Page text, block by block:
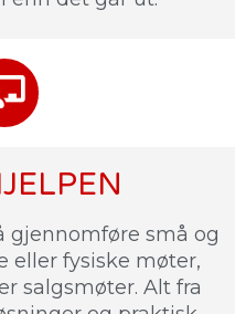
gjennomføre små og
eller fysiske møter,
salgsmøter. Alt fra